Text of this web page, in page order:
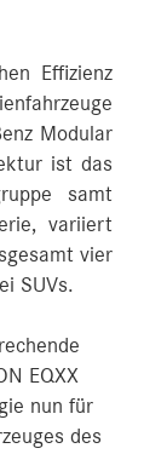
Effizienz
Modular
ist das
samt
variiert
vier
SUVs.
EQXX
nun für
des